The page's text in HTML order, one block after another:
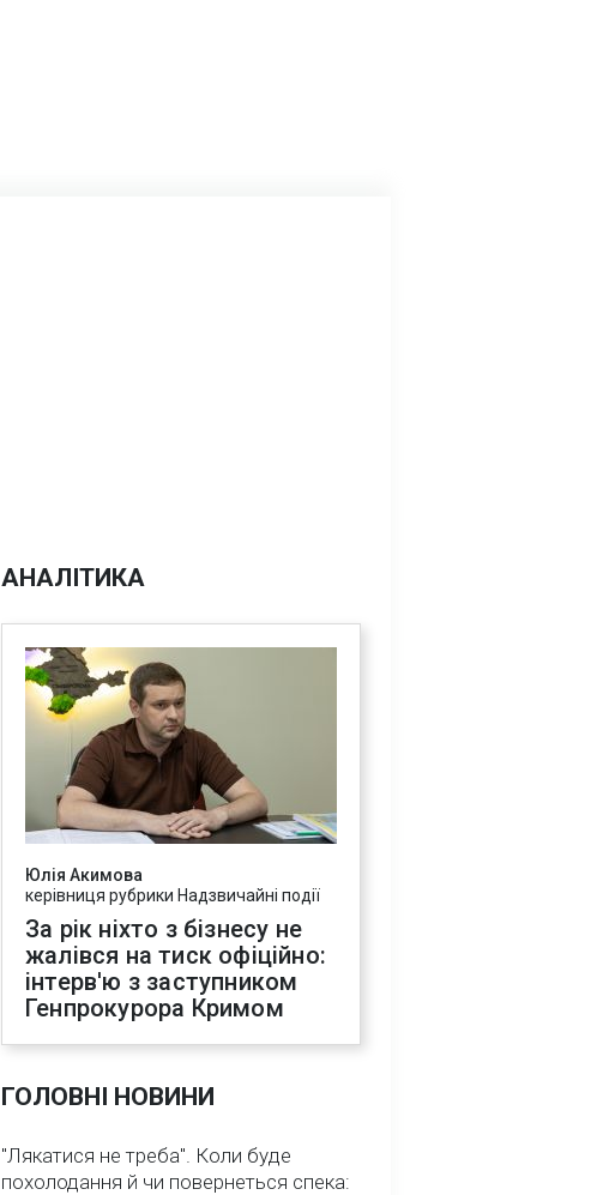
АНАЛІТИКА
Юлія Акимова
керівниця рубрики Надзвичайні події
За рік ніхто з бізнесу не
жалівся на тиск офіційно:
інтерв'ю з заступником
Генпрокурора Кримом
ГОЛОВНІ НОВИНИ
"Лякатися не треба". Коли буде
похолодання й чи повернеться спека: